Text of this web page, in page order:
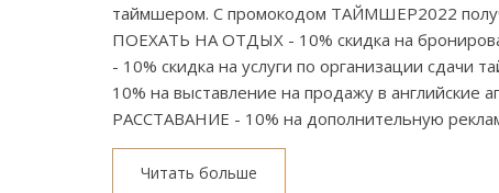
таймшером. С промокодом ТАЙМШЕР2022
ПОЕХАТЬ НА ОТДЫХ - 10% скидка на
- 10% скидка на услуги по организации сдачи
10% на выставление на продажу в английские
РАССТАВАНИЕ - 10% на дополнительную
Читать больше